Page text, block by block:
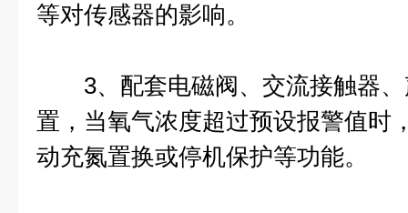
等对传感器的影响。
3、配套电磁阀、交流接触器、
置，当氧气浓度超过预设报警值时
动充氮置换或停机保护等功能。